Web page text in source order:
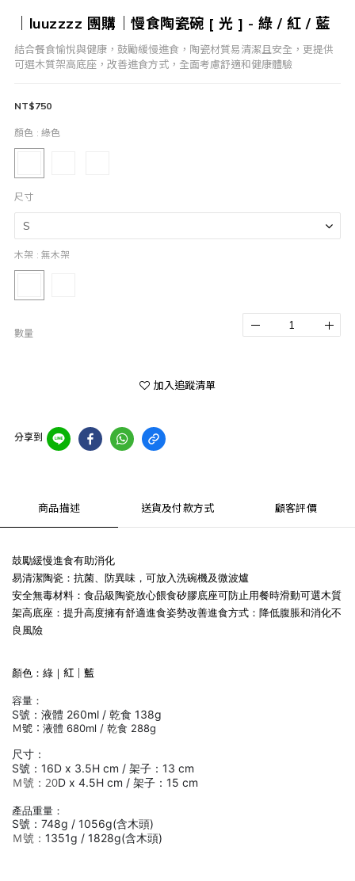
｜luuzzzz 團購｜慢食陶瓷碗 [ 光 ] - 綠 / 紅 / 藍
結合餐食愉悅與健康，鼓勵緩慢進食，陶瓷材質易清潔且安全，更提供
可選木質架高底座，改善進食方式，全面考慮舒適和健康體驗
NT$750
顏色 : 綠色
尺寸
木架 : 無木架
數量
加入追蹤清單
分享到
商品描述 送貨及付款方式 顧客評價
鼓勵緩慢進食有助消化
易清潔陶瓷：抗菌、防異味，可放入洗碗機及微波爐
安全無毒材料：食品級陶瓷放心餵食矽膠底座可防止用餐時滑動可選木質
架高底座：提升高度擁有舒適進食姿勢改善進食方式：降低腹脹和消化不
良風險
顏色：綠｜ 紅｜ 藍
容量：
S號：液體 260ml / 乾食 138g
Ｍ號： 液體 680ml / 乾食 288g
尺寸：
S號： 16D x 3.5H cm / 架子： 13 cm
Ｍ號：20D x 4.5H cm / 架子： 15 cm
產品重量：
S號：748g / 1056g(含木頭)
Ｍ號： 1351g / 1828g(含木頭)